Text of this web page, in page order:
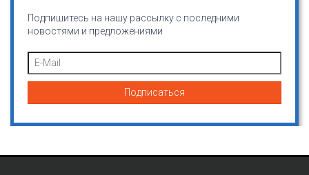
Подпишитесь на нашу рассылку с последними
новостями и предложениями